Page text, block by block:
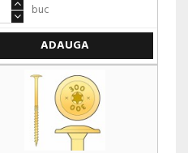
buc
ADAUGA